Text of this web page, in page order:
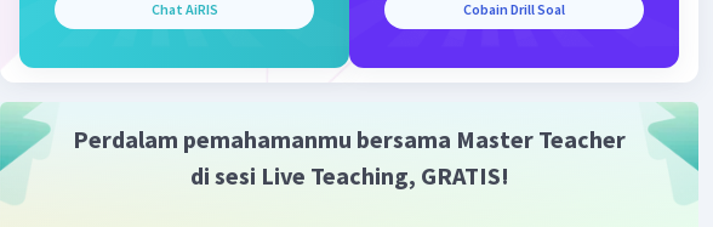
Keberlanjutan Lingkungan"
Chat AiRIS Cobain Drill Soal
Perdalam pemahamanmu bersama Master Teacher
di sesi Live Teaching, GRATIS!